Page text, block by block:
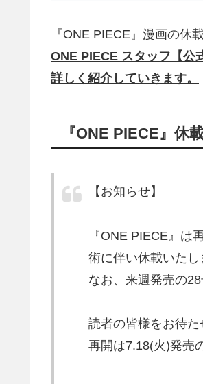
『ONE PIECE』漫画の休
ONE PIECE スタッフ【公
詳しく紹介していきます。
『ONE PIECE』休
【お知らせ】
『ONE PIECE』は
術に伴い休載いたし
なお、来週発売の
読者の皆様をお待た
再開は7.18(火)発売